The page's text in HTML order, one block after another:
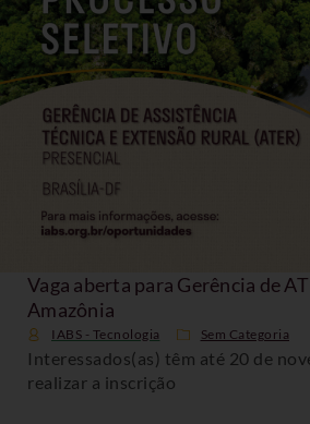
Vaga aberta para Gerência de
Amazônia
IABS - Tecnologia Sem Categoria
Interessados(as) têm até 20 de
realizar a inscrição